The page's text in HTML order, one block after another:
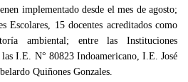
implementado desde el mes de agosto;
Escolares, 15 docentes acreditados como
ambiental; entre las Instituciones
las I.E. N° 80823 Indoamericano, I.E. José
Quiñones Gonzales.